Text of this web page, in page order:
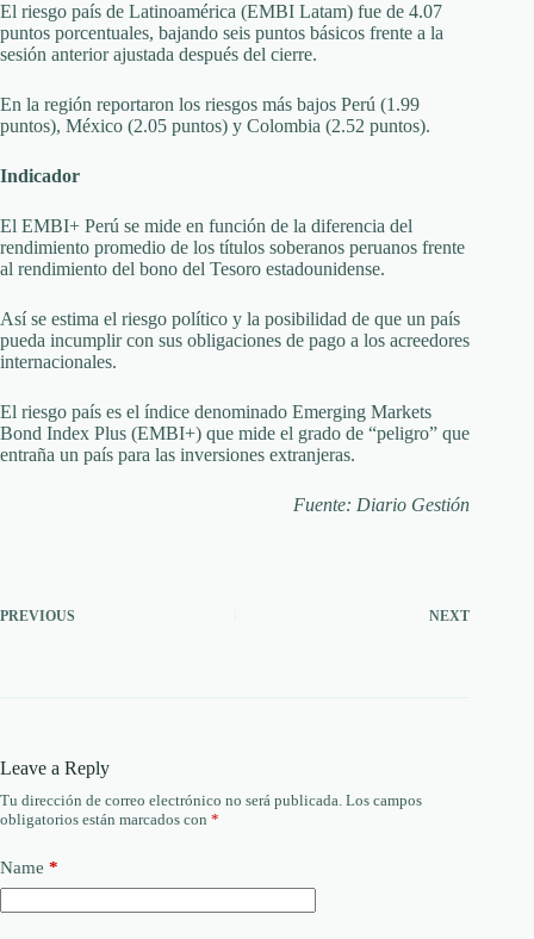
El riesgo país de Latinoamérica (EMBI Latam) fue de 4.07
puntos porcentuales, bajando seis puntos básicos frente a la
sesión anterior ajustada después del cierre.
En la región reportaron los riesgos más bajos Perú (1.99
puntos), México (2.05 puntos) y Colombia (2.52 puntos).
Indicador
El EMBI+ Perú se mide en función de la diferencia del
rendimiento promedio de los títulos soberanos peruanos frente
al rendimiento del bono del Tesoro estadounidense.
Así se estima el riesgo político y la posibilidad de que un país
pueda incumplir con sus obligaciones de pago a los acreedores
internacionales.
El riesgo país es el índice denominado Emerging Markets
Bond Index Plus (EMBI+) que mide el grado de “peligro” que
entraña un país para las inversiones extranjeras.
Fuente: Diario Gestión
PREVIOUS NEXT
Leave a Reply
Tu dirección de correo electrónico no será publicada. Los campos
obligatorios están marcados con *
Name *